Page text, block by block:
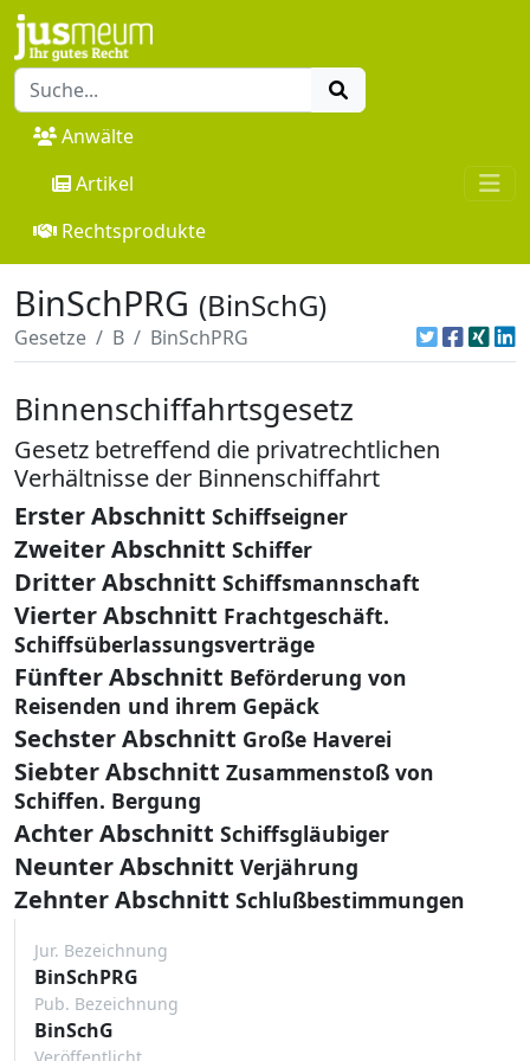
Anwälte
Artikel
Rechtsprodukte
BinSchPRG (BinSchG)
Gesetze B BinSchPRG
Binnenschiffahrtsgesetz
Gesetz betreffend die privatrechtlichen
Verhältnisse der Binnenschiffahrt
Erster Abschnitt Schiffseigner
Zweiter Abschnitt Schiffer
Dritter Abschnitt Schiffsmannschaft
Vierter Abschnitt Frachtgeschäft.
Schiffsüberlassungsverträge
Fünfter Abschnitt Beförderung von
Reisenden und ihrem Gepäck
Sechster Abschnitt Große Haverei
Siebter Abschnitt Zusammenstoß von
Schiffen. Bergung
Achter Abschnitt Schiffsgläubiger
Neunter Abschnitt Verjährung
Zehnter Abschnitt Schlußbestimmungen
Jur. Bezeichnung
BinSchPRG
Pub. Bezeichnung
BinSchG